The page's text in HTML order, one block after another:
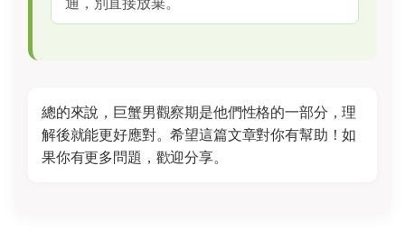
總的來說，巨蟹男觀察期是他們性格的一部分，理
解後就能更好應對。希望這篇文章對你有幫助！如
果你有更多問題，歡迎分享。